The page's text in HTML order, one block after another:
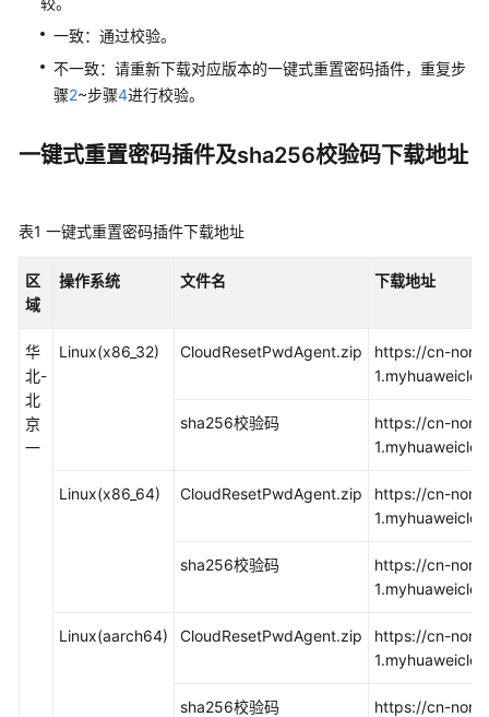
监
控
据
计
额
码
重
一致：通过校验。
不一致：请重新下载对应版本的一键式重置密码插件，重复步
骤2~步骤4进行校验。
一键式重置密码插件及sha256校验码下载地址
表1 一键式重置密码插件下载地址
区
域
操作系统 文件名 下载地址
华
北-
北
京
一
Linux(x86_32) CloudResetPwdAgent.zip
https://cn-
sha256校验码
https://cn-
Linux(x86_64) CloudResetPwdAgent.zip
https://cn-
sha256校验码
https://cn-
Linux(aarch64) CloudResetPwdAgent.zip
https://cn-
sha256校验码
https://cn-